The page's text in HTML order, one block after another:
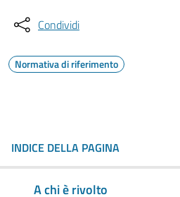
Condividi
Normativa di riferimento
INDICE DELLA PAGINA
A chi è rivolto